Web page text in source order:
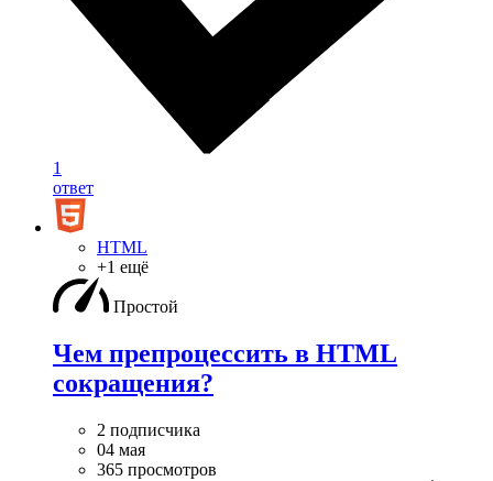
1
ответ
HTML
+1 ещё
Простой
Чем препроцессить в HTML
сокращения?
2 подписчика
04 мая
365 просмотров